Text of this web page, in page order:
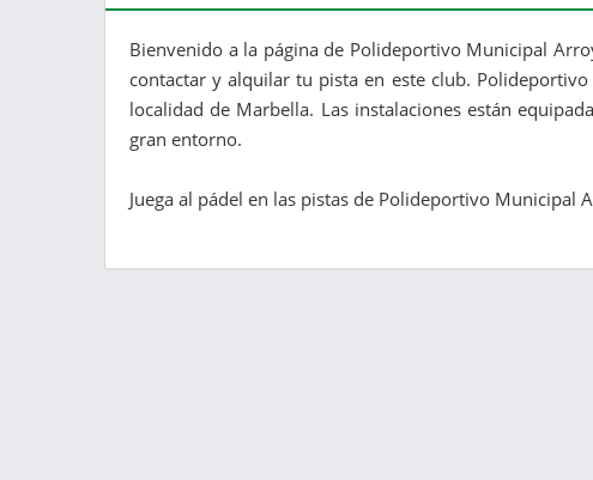
Bienvenido a la página de Polideportivo Municipal
contactar y alquilar tu pista en este club.
localidad de Marbella. Las instalaciones están
gran entorno.
Juega al pádel en las pistas de Polideportivo Municipal